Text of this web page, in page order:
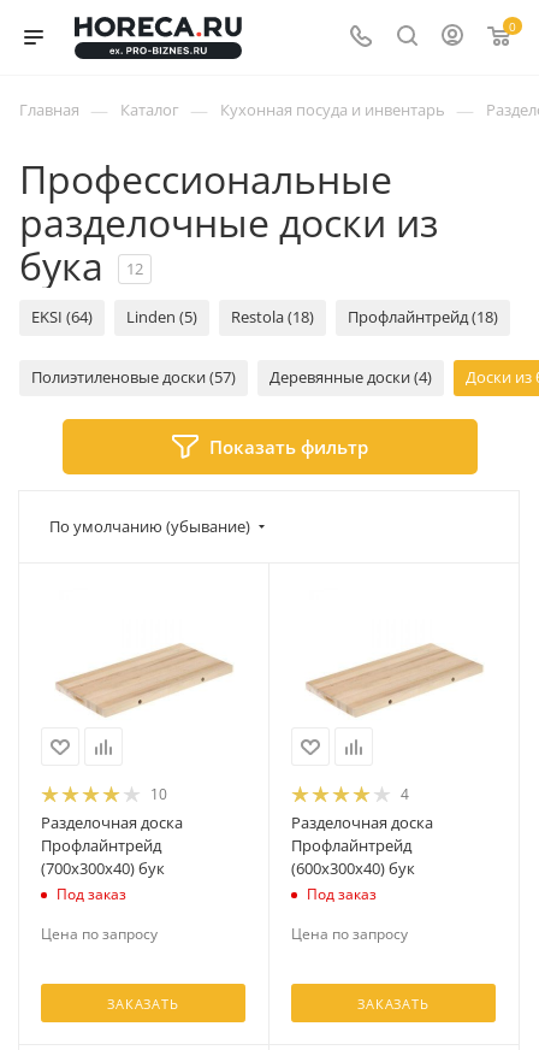
0
Главная — Каталог — Кухонная посуда и инвентарь —
Профессиональные
разделочные доски из
бука
12
EKSI (64) Linden (5) Restola (18) Профлайнтрейд (18)
Полиэтиленовые доски (57) Деревянные доски (4) Доски из
Показать фильтр
По умолчанию (убывание)
10
Разделочная доска
Профлайнтрейд
(700х300х40) бук
Под заказ
Цена по запросу
ЗАКАЗАТЬ
4
Разделочная доска
Профлайнтрейд
(600х300х40) бук
Под заказ
Цена по запросу
ЗАКАЗАТЬ